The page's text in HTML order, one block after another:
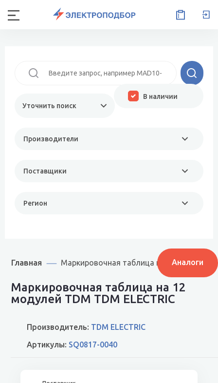
Уточнить поиск
Производители
Поставщики
Регион
В наличии
Главная Маркировочная таблица на 12 модулей
Аналоги
Маркировочная таблица на 12
модулей TDM TDM ELECTRIC
Производитель: TDM ELECTRIC
Артикулы: SQ0817-0040